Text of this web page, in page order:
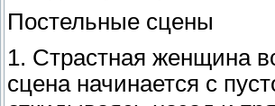
Постельные сцены
1. Страстная женщина
сцена начинается с